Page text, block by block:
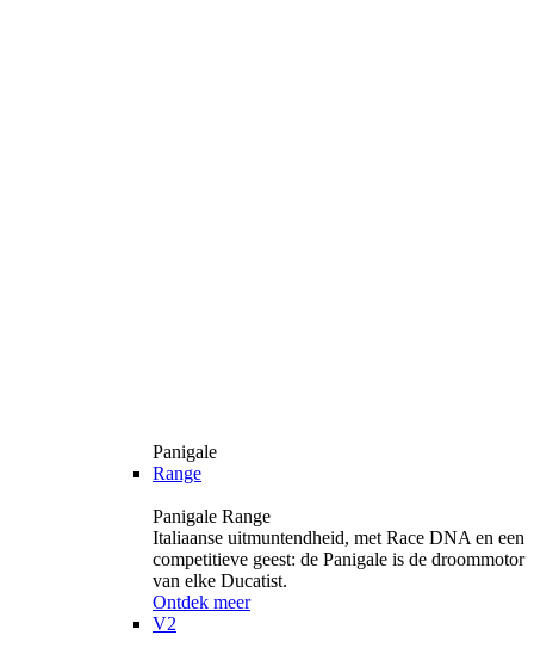
Panigale
Range
Panigale Range
Italiaanse uitmuntendheid, met Race DNA en een
competitieve geest: de Panigale is de droommotor
van elke Ducatist.
Ontdek meer
V2